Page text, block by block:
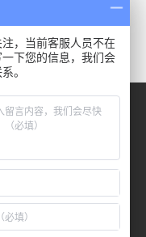
请联系我们
，当前客服人员不在
下您的信息，我们会
。